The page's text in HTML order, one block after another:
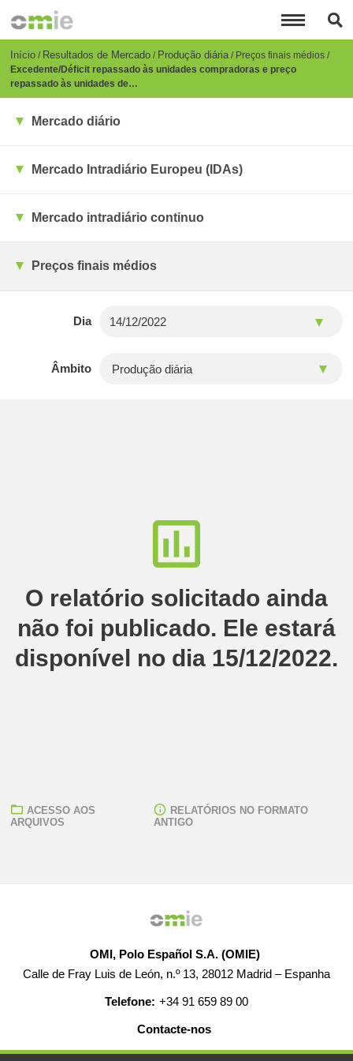
para
conteúdo
principal
Breadcrumb
Início Resultados de Mercado Produção diária Preços finais médios
Excedente/Déficit repassado às unidades compradoras e preço
repassado às unidades de…
Mercado diário
Mercado Intradiário Europeu (IDAs)
Mercado intradiário continuo
Preços finais médios
Dia
Âmbito
O relatório solicitado ainda
não foi publicado. Ele estará
disponível no dia 15/12/2022.
ACESSO AOS
ARQUIVOS
RELATÓRIOS NO FORMATO
ANTIGO
OMI, Polo Español S.A. (OMIE)
Calle de Fray Luis de León, n.º 13, 28012 Madrid – Espanha
Telefone: +34 91 659 89 00
Contacte-nos